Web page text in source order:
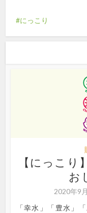
にっこり
【にっこり
お
2020年9
「幸水」「豊水」